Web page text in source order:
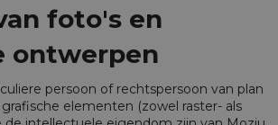
foto's en
ontwerpen
persoon of rechtspersoon van plan
elementen (zowel raster- als